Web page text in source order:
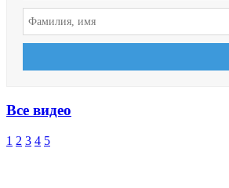
Все видео
1 2 3 4 5